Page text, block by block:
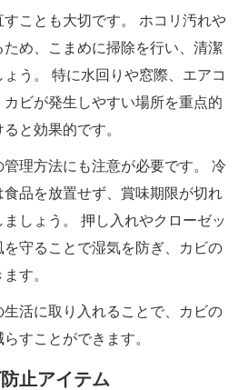
ことも大切です。 ホコリ汚れや
め、こまめに掃除を行い、清潔
う。 特に水回りや窓際、エアコ
ビが発生しやすい場所を重点的
と効果的です。
理方法にも注意が必要です。 冷
品を放置せず、賞味期限が切れ
しょう。 押し入れやクローゼッ
を守ることで湿気を防ぎ、カビの
す。
活に取り入れることで、カビの
すことができます。
止アイテム